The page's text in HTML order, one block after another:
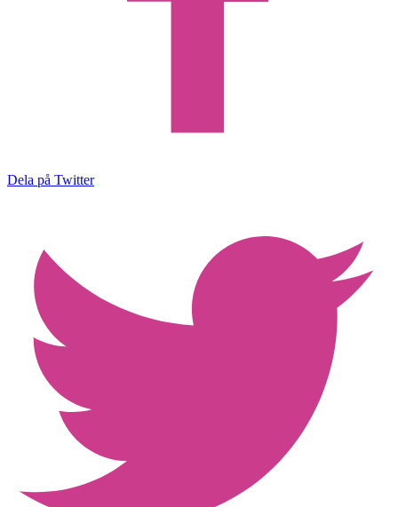
Dela på Twitter